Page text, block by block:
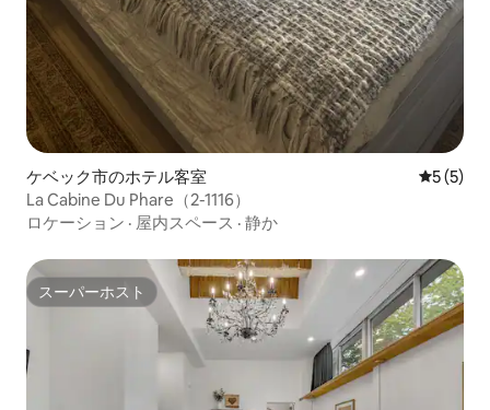
ケベック市のホテル客室 レビュー
5 (5)
La Cabine Du Phare（2-1116）
ロケーション · 屋内スペース · 静か
スーパーホスト
スーパーホスト